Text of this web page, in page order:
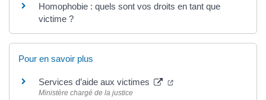
Homophobie : quels sont vos droits en tant que
victime ?
Pour en savoir plus
Services d’aide aux victimes
Ministère chargé de la justice